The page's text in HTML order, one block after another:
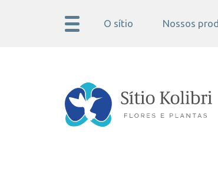
O sítio Nossos